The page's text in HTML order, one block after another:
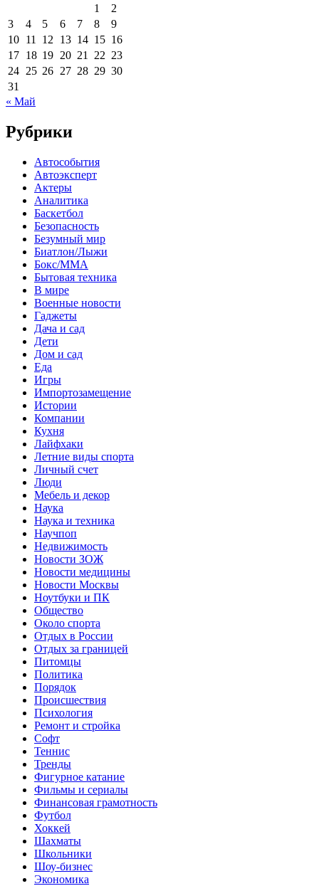
1
2
3
4 5 6 7 8
9
10 11 12 13 14 15 16
17 18 19 20 21 22 23
24 25 26 27 28 29 30
31
« Май
Рубрики
Автособытия
Автоэксперт
Актеры
Аналитика
Баскетбол
Безопасность
Безумный мир
Биатлон/Лыжи
Бокс/MMA
Бытовая техника
В мире
Военные новости
Гаджеты
Дача и сад
Дети
Дом и сад
Еда
Игры
Импортозамещение
Истории
Компании
Кухня
Лайфхаки
Летние виды спорта
Личный счет
Люди
Мебель и декор
Наука
Наука и техника
Научпоп
Недвижимость
Новости ЗОЖ
Новости медицины
Новости Москвы
Ноутбуки и ПК
Общество
Около спорта
Отдых в России
Отдых за границей
Питомцы
Политика
Порядок
Происшествия
Психология
Ремонт и стройка
Софт
Теннис
Тренды
Фигурное катание
Фильмы и сериалы
Финансовая грамотность
Футбол
Хоккей
Шахматы
Школьники
Шоу-бизнес
Экономика